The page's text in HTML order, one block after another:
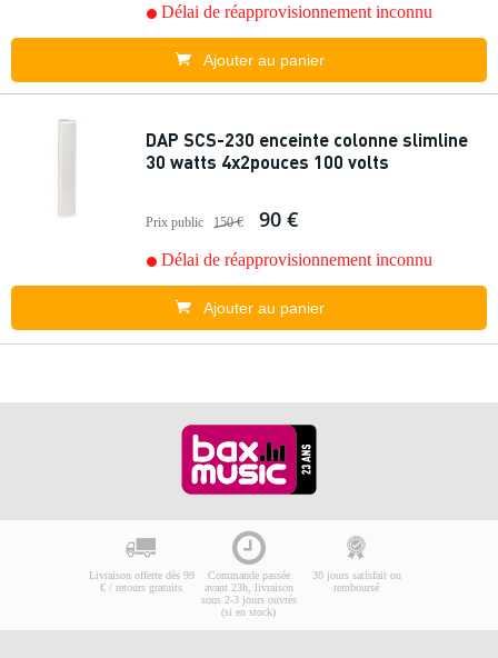
Délai de réapprovisionnement inconnu
Ajouter au panier
DAP SCS-230 enceinte colonne slimline
30 watts 4x2pouces 100 volts
Prix public 150 € 90 €
Délai de réapprovisionnement inconnu
Ajouter au panier
Livraison offerte dès 99
€ / retours gratuits
Commande passée
avant 23h, livraison
sous 2-3 jours ouvrés
(si en stock)
30 jours satisfait ou
remboursé